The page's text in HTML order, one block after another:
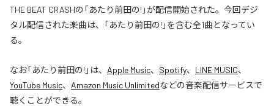
THE BEAT CRASHの「あたり前田の!」が配信開始された。今回デジ
タル配信された楽曲は、「あたり前田の!」を含む全1曲となってい
る。
なお「あたり前田の! 」は、 Apple Music、 Spotify、 LINE MUSIC、
YouTube Music、 Amazon Music Unlimitedなどの音楽配信サービスで
聴くことができる。